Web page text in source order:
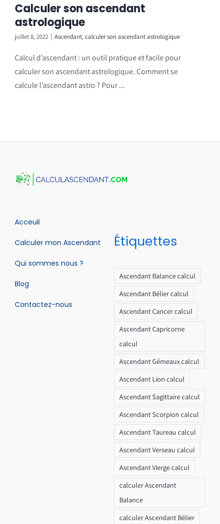
Calculer son ascendant
astrologique
juillet 8, 2022 | Ascendant,calculer son ascendant astrologique
Calcul d’ascendant : un outil pratique et facile pour
calculer son ascendant astrologique. Comment se
calcule l’ascendant astro ? Pour ...
Acceuil
Calculer mon Ascendant
Qui sommes nous ?
Blog
Contactez-nous
Étiquettes
Ascendant Balance calcul
Ascendant Bélier calcul
Ascendant Cancer calcul
Ascendant Capricorne
calcul
Ascendant Gémeaux calcul
Ascendant Lion calcul
Ascendant Sagittaire calcul
Ascendant Scorpion calcul
Ascendant Taureau calcul
Ascendant Verseau calcul
Ascendant Vierge calcul
calculer Ascendant
Balance
calculer Ascendant Bélier